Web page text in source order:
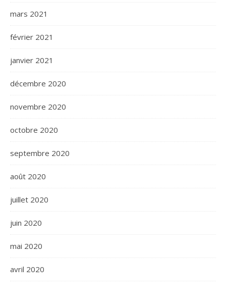
mars 2021
février 2021
janvier 2021
décembre 2020
novembre 2020
octobre 2020
septembre 2020
août 2020
juillet 2020
juin 2020
mai 2020
avril 2020